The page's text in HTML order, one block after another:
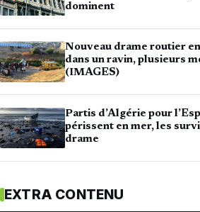
dominent
Nouveau drame routier
dans un ravin, plusieurs
(IMAGES)
Partis d’Algérie pour
périssent en mer, les
drame
EXTRA CONTENU